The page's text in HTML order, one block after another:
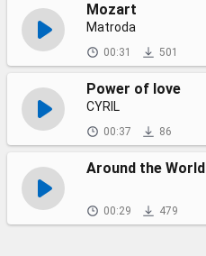
Mozart
Matroda
00:31 501
Power of love
CYRIL
00:37 86
Around the World
00:29 479